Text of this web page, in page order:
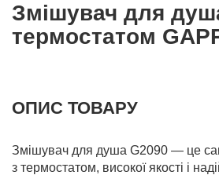
Змішувач для
термостатом
ОПИС ТОВАРУ
Змішувач для душа G2090 — це
з термостатом, високої якості і